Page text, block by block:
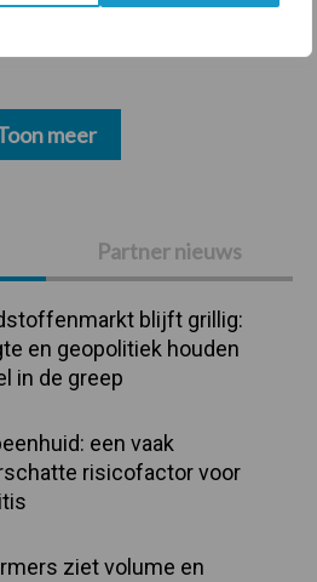
Partner nieuws
blijft grillig:
en geopolitiek houden
in de greep
een vaak
risicofactor voor
ziet volume en
meer